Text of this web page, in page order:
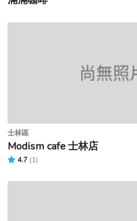
士林區
Modism cafe 士林店
4.7 (1)